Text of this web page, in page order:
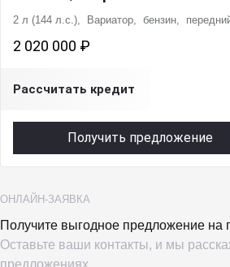
2 л (144 л.с.), Вариатор, бензин,
2 020 000 ₽
Рассчитать кредит
Получить предложение
ОНЛАЙН-ЗАЯВКА
Получите выгодное предложение на
Оставьте ваши контакты, и мы
предложениях